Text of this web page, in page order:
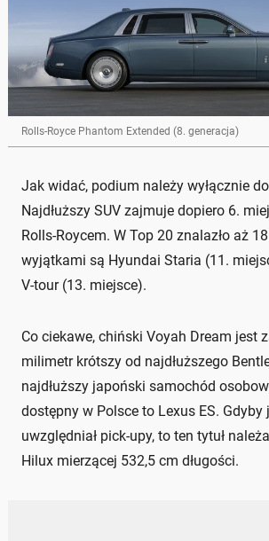
Rolls-Royce Phantom Extended (8. generacja)
Jak widać, podium należy wyłącznie
Najdłuższy SUV zajmuje dopiero 6.
Rolls-Roycem. W Top 20 znalazło aż
wyjątkami są Hyundai Staria (11.
V-tour (13. miejsce).
Co ciekawe, chiński Voyah Dream jest
milimetr krótszy od najdłuższego
najdłuższy japoński samochód
dostępny w Polsce to Lexus ES. Gdyby
uwzględniał pick-upy, to ten tytuł
Hilux mierzącej 532,5 cm długości.